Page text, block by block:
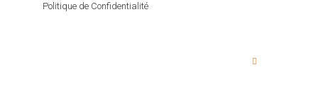
Politique de Confidentialité